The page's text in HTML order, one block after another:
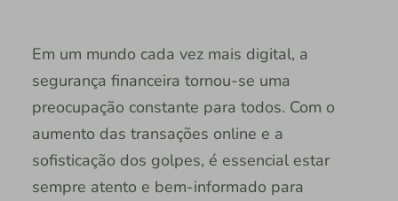
Em um mundo cada vez mais digital, a
segurança financeira tornou-se uma
preocupação constante para todos. Com o
aumento das transações online e a
sofisticação dos golpes, é essencial estar
sempre atento e bem-informado para